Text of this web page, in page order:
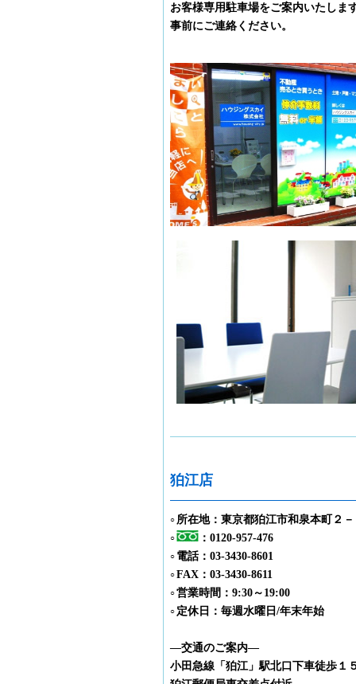
お客様専用駐車場をご案内いたしま
事前にご連絡ください。
狛江店
○ 所在地：東京都狛江市和泉本町２
○ ：0120-957-476
○ 電話：03-3430-8601
○FAX：03-3430-8611
○営業時間：9:30～19:00
○ 定休日：毎週水曜日/年末年始
―交通のご案内―
小田急線「狛江」駅北口下車徒歩１